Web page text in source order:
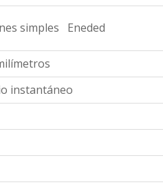
simples Eneded
instantáneo